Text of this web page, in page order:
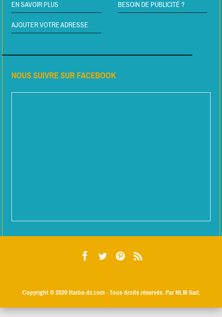
EN SAVOIR PLUS BESOIN DE PUBLICITÉ ?
AJOUTER VOTRE ADRESSE
NOUS SUIVRE SUR FACEBOOK
Copyright © 2020Harba-dz.com- Tous droits réservés. Par NLM Sarl.